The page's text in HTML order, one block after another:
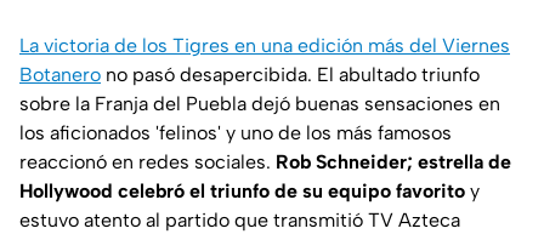
La victoria de los Tigres en una edición más del Viernes
Botanero no pasó desapercibida. El abultado triunfo
sobre la Franja del Puebla dejó buenas sensaciones en
los aficionados 'felinos' y uno de los más famosos
reaccionó en redes sociales. Rob Schneider; estrella de
Hollywood celebró el triunfo de su equipo favorito y
estuvo atento al partido que transmitió TV Azteca